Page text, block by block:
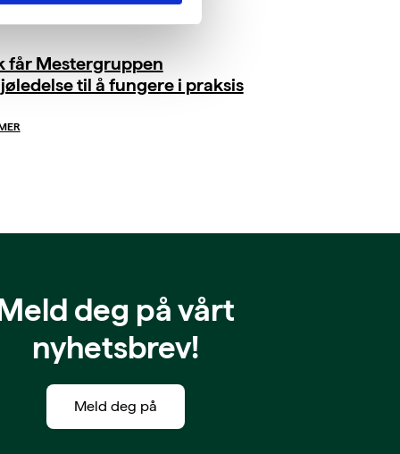
får Mestergruppen
til å fungere i praksis
deg på vårt
nyhetsbrev!
Meld deg på